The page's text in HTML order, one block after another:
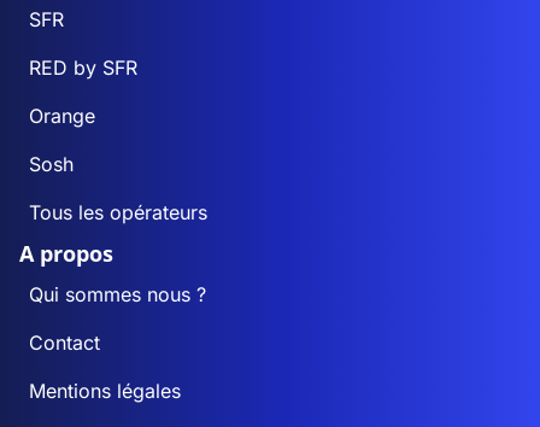
SFR
RED by SFR
Orange
Sosh
Tous les opérateurs
A propos
Qui sommes nous ?
Contact
Mentions légales